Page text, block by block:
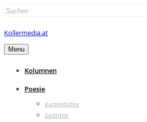
Search
Kollermedia.at
Menu
Kolumnen
Poesie
Kurzgedichte
Gedichte